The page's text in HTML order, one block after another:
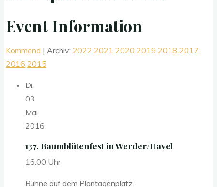
Event Information
Kommend | Archiv: 2022 2021 2020 2019 2018 2017
2016 2015
Di.
03
Mai
2016
137. Baumblütenfest in Werder/Havel
16.00 Uhr
Bühne auf dem Plantagenplatz